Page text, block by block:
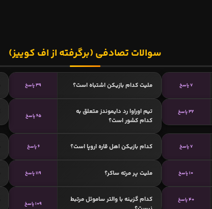
سوالات تصادفی (برگرفته از اف کوییز)
7 پاسخ ملیت کدام بازیکن اشتباه است؟ 39 پاسخ
32 پاسخ
تیم اوراوا رد دایموندز متعلق به
کدام کشور است؟
65 پاسخ
7 پاسخ کدام بازیکن اهل قاره اروپا است؟ 6 پاسخ
10 پاسخ ملیت پر مرته‌ ساکر؟ 119 پاسخ
40 پاسخ
کدام گزینه با والتر ساموئل مرتبط
109 پاسخ